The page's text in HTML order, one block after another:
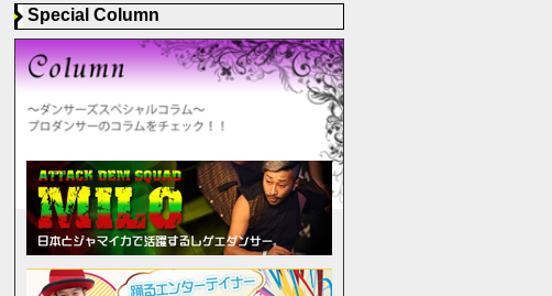
Special Column